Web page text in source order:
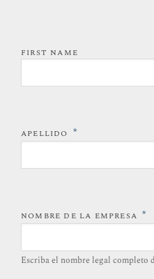
FIRST NAME
APELLIDO *
NOMBRE DE LA EMPRESA *
Escriba el nombre legal completo